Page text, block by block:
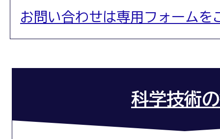
お問い合わせは専用フォームを
科学技術